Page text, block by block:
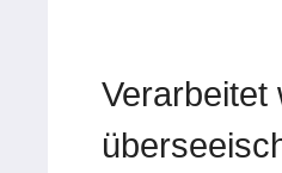
Verarbeitet